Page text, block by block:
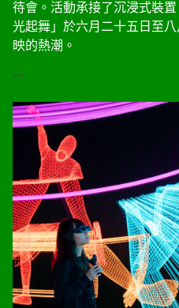
待會。活動承接了沉浸式裝
光起舞」於六月二十五日至
映的熱潮。
...